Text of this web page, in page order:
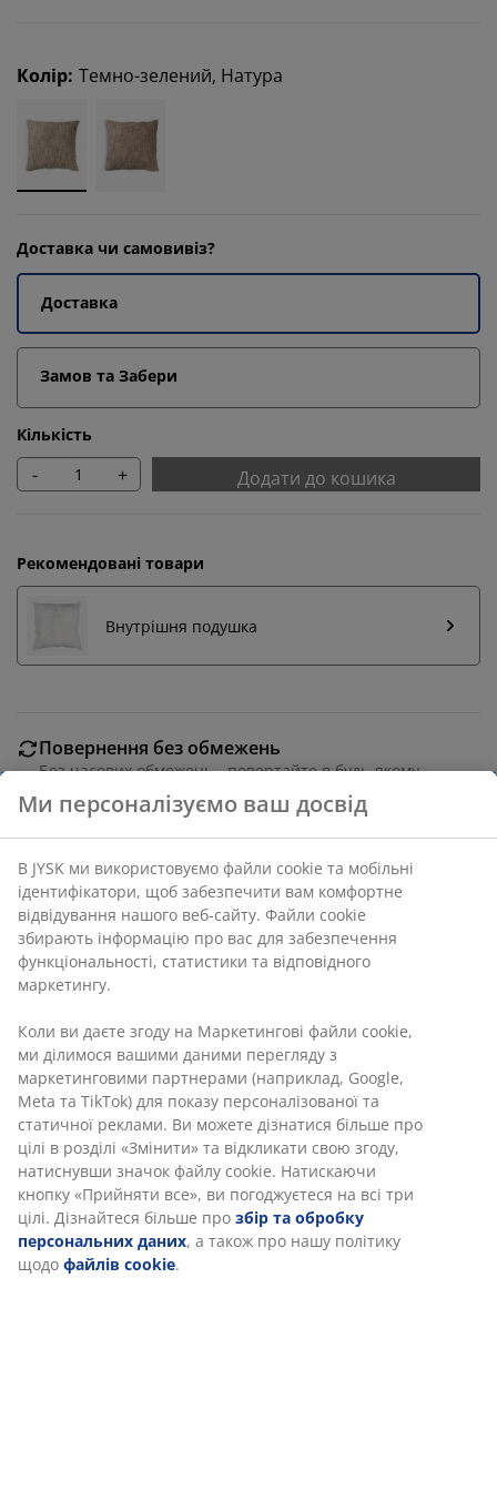
Колір: Темно-зелений, Натура
Доставка чи самовивіз?
Доставка
Замов та Забери
Кількість
- + Додати до кошика
Рекомендовані товари
Внутрішня подушка
Повернення без обмежень
Без часових обмежень - повертайте в будь-якому
Різні варіанти доставки
Швидка та зручна доставка на ваш вибір
Артикул: 6899429
Характеристики
Відгуки
(0)
Ми персоналізуємо ваш досвід
В JYSK ми використовуємо файли cookie та мобільні
ідентифікатори, щоб забезпечити вам комфортне
відвідування нашого веб-сайту. Файли cookie
збирають інформацію про вас для забезпечення
функціональності, статистики та відповідного
маркетингу.
Коли ви даєте згоду на Маркетингові файли cookie,
ми ділимося вашими даними перегляду з
маркетинговими партнерами (наприклад, Google,
Meta та TikTok) для показу персоналізованої та
статичної реклами. Ви можете дізнатися більше про
цілі в розділі «Змінити» та відкликати свою згоду,
натиснувши значок файлу cookie. Натискаючи
кнопку «Прийняти все», ви погоджуєтеся на всі три
цілі. Дізнайтеся більше про збір та обробку
персональних даних, а також про нашу політику
щодо файлів cookie.